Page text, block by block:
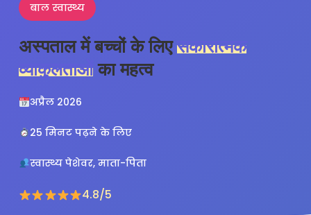
बाल स्वास्थ्य
अस्पताल में बच्चों के लिएसकारात्मक
व्याकुलताओंका महत्व
अप्रैल 2026
25 मिनट पढ़ने के लिए
स्वास्थ्य पेशेवर, माता-पिता
4.8/5